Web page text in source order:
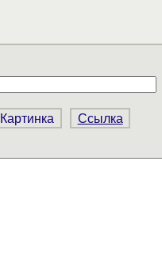
Картинка Ссылка